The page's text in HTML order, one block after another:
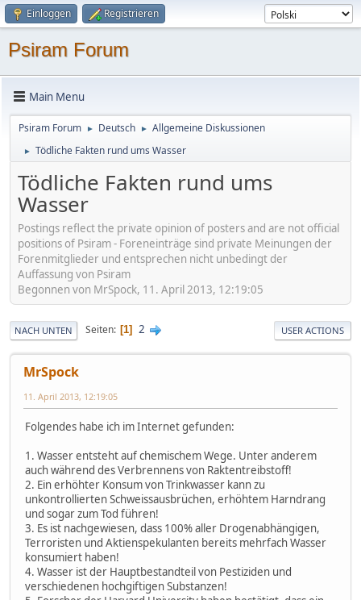
Einloggen Registrieren
Psiram Forum
Main Menu
Psiram Forum ► Deutsch ► Allgemeine Diskussionen
► Tödliche Fakten rund ums Wasser
Tödliche Fakten rund ums
Wasser
Postings reflect the private opinion of posters and are not official
positions of Psiram - Foreneinträge sind private Meinungen der
Forenmitglieder und entsprechen nicht unbedingt der
Auffassung von Psiram
Begonnen von MrSpock, 11. April 2013, 12:19:05
NACH UNTEN Seiten 1 2 USER ACTIONS
MrSpock
11. April 2013, 12:19:05
Folgendes habe ich im Internet gefunden:
1. Wasser entsteht auf chemischem Wege. Unter anderem
auch während des Verbrennens von Raktentreibstoff!
2. Ein erhöhter Konsum von Trinkwasser kann zu
unkontrollierten Schweissausbrüchen, erhöhtem Harndrang
und sogar zum Tod führen!
3. Es ist nachgewiesen, dass 100% aller Drogenabhängigen,
Terroristen und Aktienspekulanten bereits mehrfach Wasser
konsumiert haben!
4. Wasser ist der Hauptbestandteil von Pestiziden und
verschiedenen hochgiftigen Substanzen!